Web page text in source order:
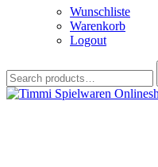
Wunschliste
Warenkorb
Logout
for: